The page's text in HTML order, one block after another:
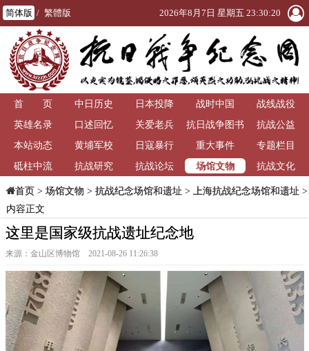
简体版 / 繁體版 2026年8月7日 星期五 23:30:22
首 页 中日历史 日本投降 战时中国
战线战役
英雄名录
口述回忆 关爱老兵
抗日战争图书
馆
抗战公益
本站动态
黄埔军校 日寇暴行 重大事件
专题栏目
砥柱中流
抗战研究 抗战论坛 场馆文物 抗战文化
首页> 场馆文物 > 抗战纪念场馆和遗址 > 上海抗战纪念场馆和遗址 >
内容正文
这里是国家级抗战遗址纪念地
来源：金山区博物馆 2021-08-26 11:26:38